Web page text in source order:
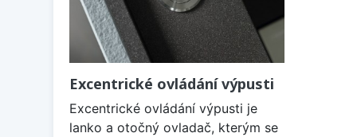
Excentrické ovládání výpusti
Excentrické ovládání výpusti je
lanko a otočný ovladač, kterým se